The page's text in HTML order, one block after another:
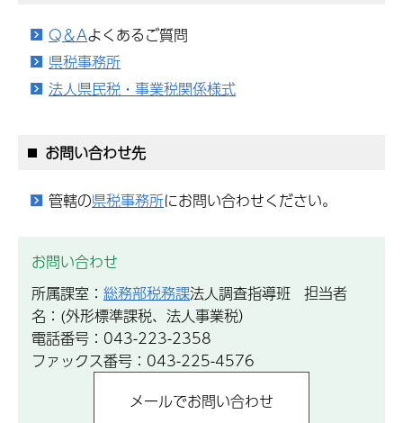
Q＆Aよくあるご質問
県税事務所
法人県民税・事業税関係様式
お問い合わせ先
管轄の県税事務所にお問い合わせください。
お問い合わせ
所属課室： 総務部税務課法人調査指導班 担当者
名：(外形標準課税、法人事業税）
電話番号：043-223-2358
ファックス番号：043-225-4576